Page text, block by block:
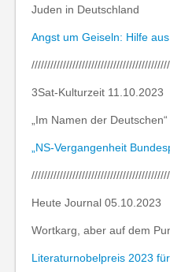
Juden in Deutschland
Angst um Geiseln: Hilfe
3Sat-Kulturzeit 11.10.2023
„Im Namen der
„NS-Vergangenheit
Heute Journal 05.10.2023
Wortkarg, aber auf dem
Literaturnobelpreis 2023